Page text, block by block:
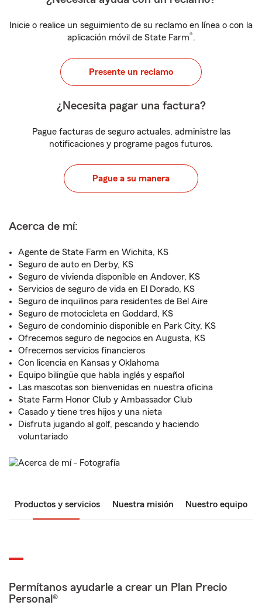
Inicie o realice un seguimiento de su reclamo en línea o con la
aplicación móvil de State Farm®.
Presente un reclamo
¿Necesita pagar una factura?
Pague facturas de seguro actuales, administre las
notificaciones y programe pagos futuros.
Pague a su manera
Acerca de mí:
Agente de State Farm en Wichita, KS
Seguro de auto en Derby, KS
Seguro de vivienda disponible en Andover, KS
Servicios de seguro de vida en El Dorado, KS
Seguro de inquilinos para residentes de Bel Aire
Seguro de motocicleta en Goddard, KS
Seguro de condominio disponible en Park City, KS
Ofrecemos seguro de negocios en Augusta, KS
Ofrecemos servicios financieros
Con licencia en Kansas y Oklahoma
Equipo bilingüe que habla inglés y español
Las mascotas son bienvenidas en nuestra oficina
State Farm Honor Club y Ambassador Club
Casado y tiene tres hijos y una nieta
Disfruta jugando al golf, pescando y haciendo
voluntariado
Productos y servicios Nuestra misión Nuestro equipo
Permítanos ayudarle a crear un Plan Precio
Personal®